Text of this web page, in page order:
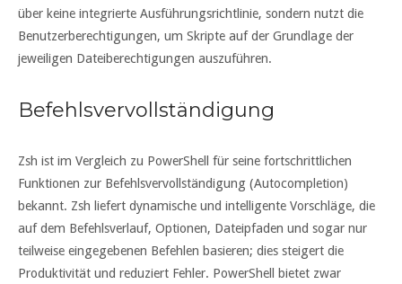
über keine integrierte Ausführungsrichtlinie, sondern nutzt die
Benutzerberechtigungen, um Skripte auf der Grundlage der
jeweiligen Dateiberechtigungen auszuführen.
Befehlsvervollständigung
Zsh ist im Vergleich zu PowerShell für seine fortschrittlichen
Funktionen zur Befehlsvervollständigung (Autocompletion)
bekannt. Zsh liefert dynamische und intelligente Vorschläge, die
auf dem Befehlsverlauf, Optionen, Dateipfaden und sogar nur
teilweise eingegebenen Befehlen basieren; dies steigert die
Produktivität und reduziert Fehler. PowerShell bietet zwar